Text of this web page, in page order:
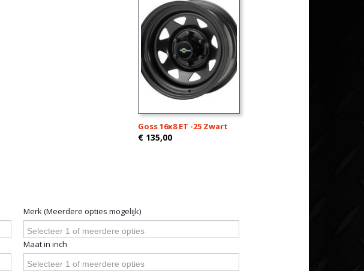
Goss 16x8 ET -25 Zwart
€ 135,00
Merk (Meerdere opties mogelijk)
Selecteer 1 of meerdere opties
Maat in inch
Selecteer 1 of meerdere opties